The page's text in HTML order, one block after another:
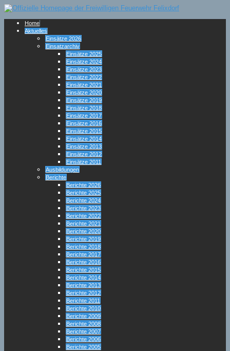
Home
Aktuelles
Einsätze 2026
Einsatzarchiv
Einsätze 2025
Einsätze 2024
Einsätze 2023
Einsätze 2022
Einsätze 2021
Einsätze 2020
Einsätze 2019
Einsätze 2018
Einsätze 2017
Einsätze 2016
Einsätze 2015
Einsätze 2014
Einsätze 2013
Einsätze 2012
Einsätze 2011
Ausbildungen
Berichte
Berichte 2026
Berichte 2025
Berichte 2024
Berichte 2023
Berichte 2022
Berichte 2021
Berichte 2020
Berichte 2019
Berichte 2018
Berichte 2017
Berichte 2016
Berichte 2015
Berichte 2014
Berichte 2013
Berichte 2012
Berichte 2011
Berichte 2010
Berichte 2009
Berichte 2008
Berichte 2007
Berichte 2006
Berichte 2005